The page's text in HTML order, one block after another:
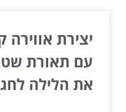
יצירת
עם תאורת
את הלילה